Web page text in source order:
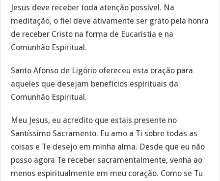
Jesus deve receber toda atenção possível. Na
meditação, o fiel deve ativamente ser grato pela honra
de receber Cristo na forma de Eucaristia e na
Comunhão Espiritual.
Santo Afonso de Ligório ofereceu esta oração para
aqueles que desejam benefícios espirituais da
Comunhão Espiritual.
Meu Jesus, eu acredito que estais presente no
Santíssimo Sacramento. Eu amo a Ti sobre todas as
coisas e Te desejo em minha alma. Desde que eu não
posso agora Te receber sacramentalmente, venha ao
menos espiritualmente em meu coração. Como se Tu